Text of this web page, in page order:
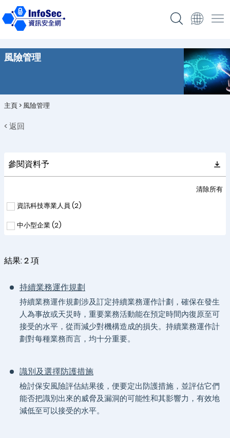
風險管理
主頁>風險管理
< 返回
參閱資料予
清除所有
資訊科技專業人員 (2)
中小型企業 (2)
結果:2項
持續業務運作規劃
持續業務運作規劃涉及訂定持續業務運作計劃，確保在發生
人為事故或天災時，重要業務活動能在預定時間內復原至可
接受的水平，從而減少對機構造成的損失。持續業務運作計
劃對每種業務而言，均十分重要。
識別及選擇防護措施
檢討保安風險評估結果後，便要定出防護措施，並評估它們
能否把識別出來的威脅及漏洞的可能性和其影響力，有效地
減低至可以接受的水平。